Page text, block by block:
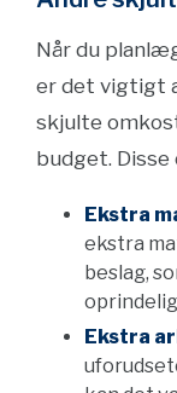
Når du
er det vigtigt
skjulte
budget.
Ekstra
ekstra
beslag,
Ekstra